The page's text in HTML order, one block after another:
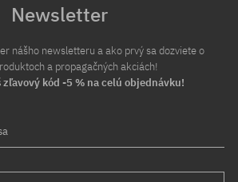
Newsletter
nášho newsletteru a ako prvý sa dozviete o
a propagačných akciách!
zľavový kód -5 % na celú objednávku!